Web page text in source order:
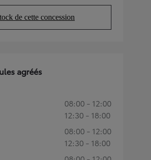
de cette concession
(Opens in new tab)
agréés
08:00 - 12:00
12:30 - 18:00
08:00 - 12:00
12:30 - 18:00